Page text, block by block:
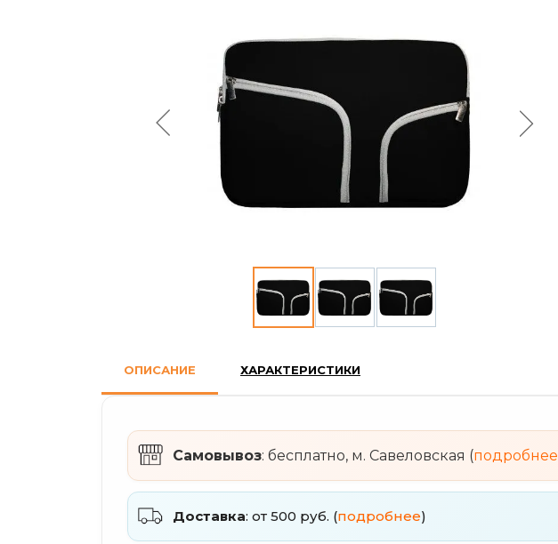
ОПИСАНИЕ ХАРАКТЕРИСТИКИ
Самовывоз: бесплатно, м. Савеловская (подробнее
Доставка: от 500 руб. (подробнее)